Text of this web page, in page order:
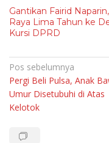
Gantikan Fairid
Raya Lima Tahun ke
Kursi DPRD
Navigasi
pos
Pos sebelumnya
Pergi Beli Pulsa, Anak
Umur Disetubuhi di Atas
Kelotok